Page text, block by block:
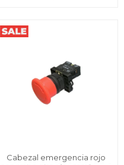
Cabezal emergencia rojo